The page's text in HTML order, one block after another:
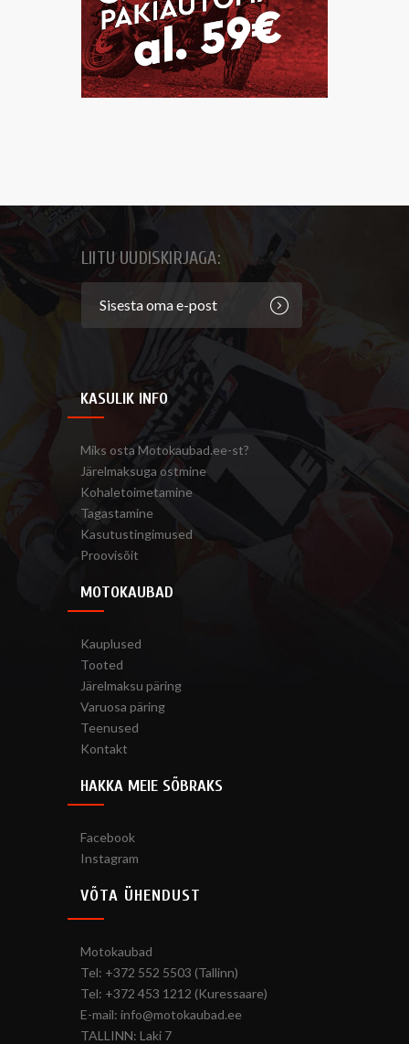
LIITU UUDISKIRJAGA:
KASULIK INFO
Miks osta Motokaubad.ee-st?
Järelmaksuga ostmine
Kohaletoimetamine
Tagastamine
Kasutustingimused
Proovisõit
MOTOKAUBAD
Kauplused
Tooted
Järelmaksu päring
Varuosa päring
Teenused
Kontakt
HAKKA MEIE SÕBRAKS
Facebook
Instagram
VÕTA ÜHENDUST
Motokaubad
Tel: +372 552 5503 (Tallinn)
Tel: +372 453 1212 (Kuressaare)
E-mail: info@motokaubad.ee
TALLINN: Laki 7